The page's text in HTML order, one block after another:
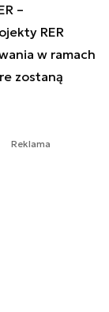
–
RER
w ramach
zostaną
Reklama